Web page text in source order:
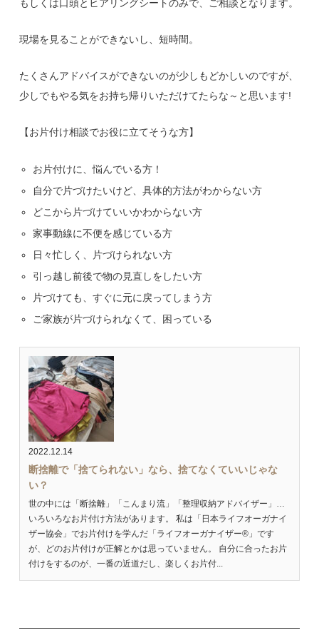
もしくは口頭とヒアリングシートのみで、ご相談となります。
現場を見ることができないし、短時間。
たくさんアドバイスができないのが少しもどかしいのですが、
少しでもやる気をお持ち帰りいただけてたらな～と思います!
【お片付け相談でお役に立てそうな方】
お片付けに、悩んでいる方！
自分で片づけたいけど、具体的方法がわからない方
どこから片づけていいかわからない方
家事動線に不便を感じている方
日々忙しく、片づけられない方
引っ越し前後で物の見直しをしたい方
片づけても、すぐに元に戻ってしまう方
ご家族が片づけられなくて、困っている
2022.12.14
断捨離で「捨てられない」なら、捨てなくていいじゃな
い？
世の中には「断捨離」「こんまり流」「整理収納アドバイザー」…
いろいろなお片付け方法があります。 私は「日本ライフオーガナイ
ザー協会」でお片付けを学んだ「ライフオーガナイザー®」です
が、どのお片付けが正解とかは思っていません。 自分に合ったお片
付けをするのが、一番の近道だし、楽しくお片付...